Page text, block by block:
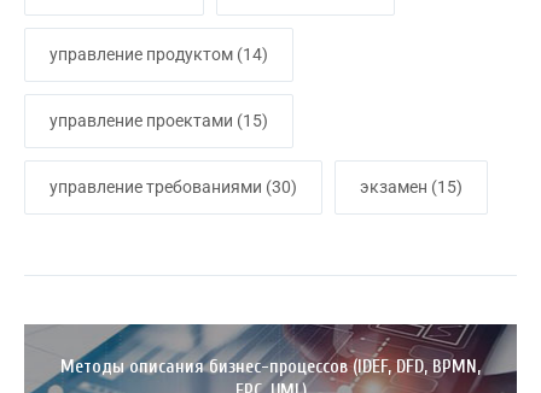
управление продуктом (14)
управление проектами (15)
управление требованиями (30) экзамен (15)
Методы описания бизнес-процессов (IDEF, DFD, BPMN,